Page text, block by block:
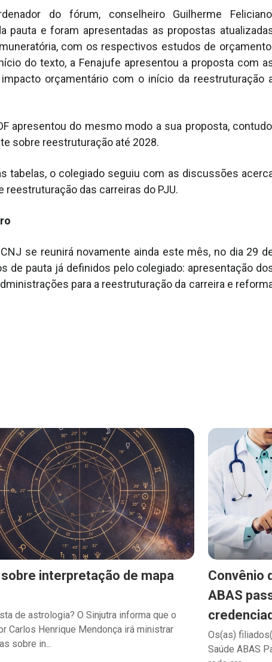
do fórum, conselheiro Guilherme
pauta e foram apresentadas as propostas
com os respectivos estudos de
do texto, a Fenajufe apresentou a proposta com
orçamentário com o início da reestruturação
apresentou do mesmo modo a sua proposta,
sobre reestruturação até 2028.
tabelas, o colegiado seguiu com as discussões
reestruturação das carreiras do PJU.
se reunirá novamente ainda este mês, no dia 29
de pauta já definidos pelo colegiado: apresentação
para a reestruturação da carreira e
interpretação de mapa
de astrologia? O Sinjutra informa que o
Carlos Henrique Mendonça irá ministrar
sobre in...
Convênio
ABAS
Os(as)
Saúde ABAS